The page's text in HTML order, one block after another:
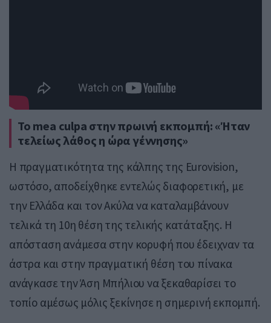
Το mea culpa στην πρωινή εκπομπή: «Ήταν
τελείως λάθος η ώρα γέννησης»
Η πραγματικότητα της κάλπης της Eurovision,
ωστόσο, αποδείχθηκε εντελώς διαφορετική, με
την Ελλάδα και τον Ακύλα να καταλαμβάνουν
τελικά τη 10η θέση της τελικής κατάταξης. Η
απόσταση ανάμεσα στην κορυφή που έδειχναν τα
άστρα και στην πραγματική θέση του πίνακα
ανάγκασε την Άση Μπήλιου να ξεκαθαρίσει το
τοπίο αμέσως μόλις ξεκίνησε η σημερινή εκπομπή.